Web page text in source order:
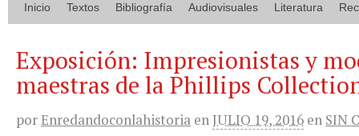
Inicio Textos Bibliografía Audiovisuales Literatura
Exposición: Impresionistas y
maestras de la Phillips
porEnredandoconlahistoria enJULIO 19, 2016 en SIN